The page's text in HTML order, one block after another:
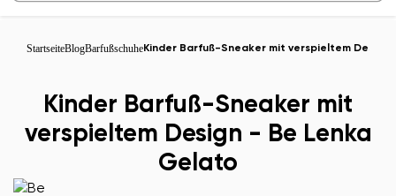
StartseiteBlogBarfußschuheKinder Barfuß-Sneaker mit verspieltem Design
Kinder Barfuß-Sneaker mit
verspieltem Design - Be Lenka
Gelato